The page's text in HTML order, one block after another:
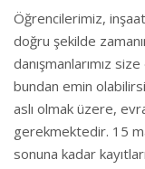
Öğrencilerimiz,
doğru şekilde
danışmanlarımız
bundan emin
aslı olmak üzere,
gerekmektedir. 15
sonuna kadar